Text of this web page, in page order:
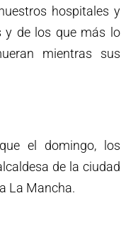
hospitales y
y de los que más lo
mientras sus
el domingo, los
de la ciudad
La Mancha.